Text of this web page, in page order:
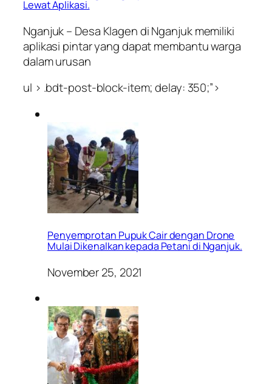
Lewat Aplikasi.
Nganjuk – Desa Klagen di Nganjuk memiliki
aplikasi pintar yang dapat membantu warga
dalam urusan
ul > .bdt-post-block-item; delay: 350;”>
Penyemprotan Pupuk Cair dengan Drone
Mulai Dikenalkan kepada Petani di Nganjuk.
November 25, 2021